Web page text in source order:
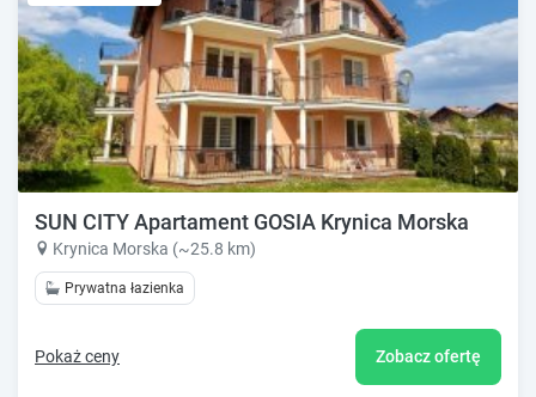
SUN CITY Apartament GOSIA Krynica Morska
Krynica Morska (~25.8 km)
Prywatna łazienka
Pokaż ceny Zobacz ofertę